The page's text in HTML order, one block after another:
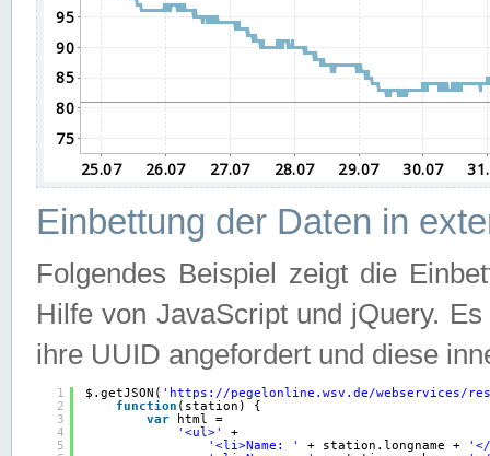
Einbettung der Daten in
Folgendes Beispiel zeigt die
Hilfe von JavaScript und jQuery.
ihre UUID angefordert und diese
1
2
3
4
5
$.getJSON( ' https://pegelonline.wsv.de/webservices/
function (station) {
var
html =
'<ul>'
+
'<li>Name: '
+ station.longname +